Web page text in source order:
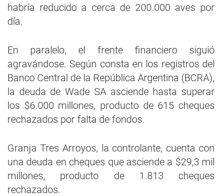
habría reducido a cerca de 200.000 aves por
día.
En paralelo, el frente financiero siguió
agravándose. Según consta en los registros del
Banco Central de la República Argentina (BCRA),
la deuda de Wade SA asciende hasta superar
los $6.000 millones, producto de 615 cheques
rechazados por falta de fondos.
Granja Tres Arroyos, la controlante, cuenta con
una deuda en cheques que asciende a $29,3 mil
millones, producto de 1.813 cheques
rechazados.